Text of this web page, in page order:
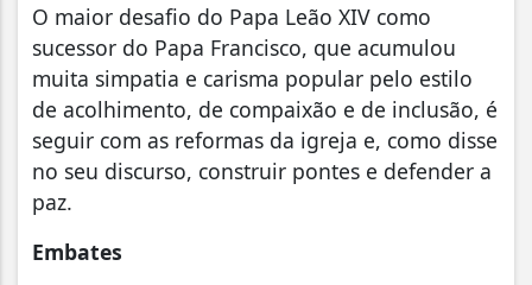
O maior desafio do Papa Leão XIV como
sucessor do Papa Francisco, que acumulou
muita simpatia e carisma popular pelo estilo
de acolhimento, de compaixão e de inclusão, é
seguir com as reformas da igreja e, como disse
no seu discurso, construir pontes e defender a
paz.
Embates